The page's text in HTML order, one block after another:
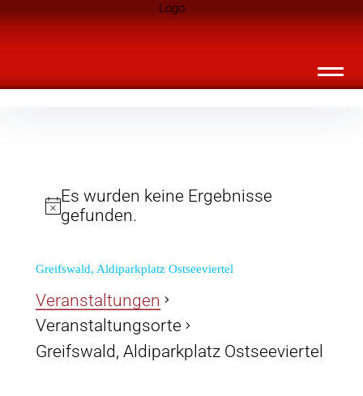
überspringen
Landknirpse – Die Zeitschrift für Leute
Es wurden keine Ergebnisse
gefunden.
Greifswald, Aldiparkplatz Ostseeviertel
Veranstaltungen
Veranstaltungsorte
Greifswald, Aldiparkplatz Ostseeviertel